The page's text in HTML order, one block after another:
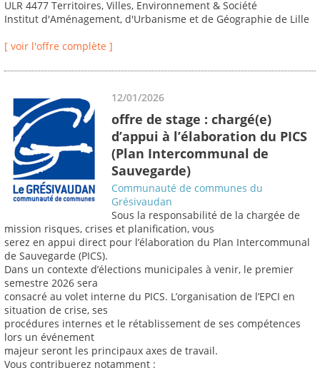
ULR 4477 Territoires, Villes, Environnement & Société
Institut d'Aménagement, d'Urbanisme et de Géographie de Lille
[ voir l'offre complète ]
12/01/2026
offre de stage : chargé(e)
d’appui à l’élaboration du PICS
(Plan Intercommunal de
Sauvegarde)
Communauté de communes du
Grésivaudan
Sous la responsabilité de la chargée de
mission risques, crises et planification, vous
serez en appui direct pour l’élaboration du Plan Intercommunal
de Sauvegarde (PICS).
Dans un contexte d’élections municipales à venir, le premier
semestre 2026 sera
consacré au volet interne du PICS. L’organisation de l’EPCI en
situation de crise, ses
procédures internes et le rétablissement de ses compétences
lors un événement
majeur seront les principaux axes de travail.
Vous contribuerez notamment :